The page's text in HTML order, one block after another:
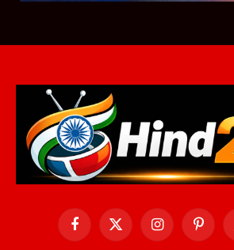
FacebookX
(Twitter)
Instagram